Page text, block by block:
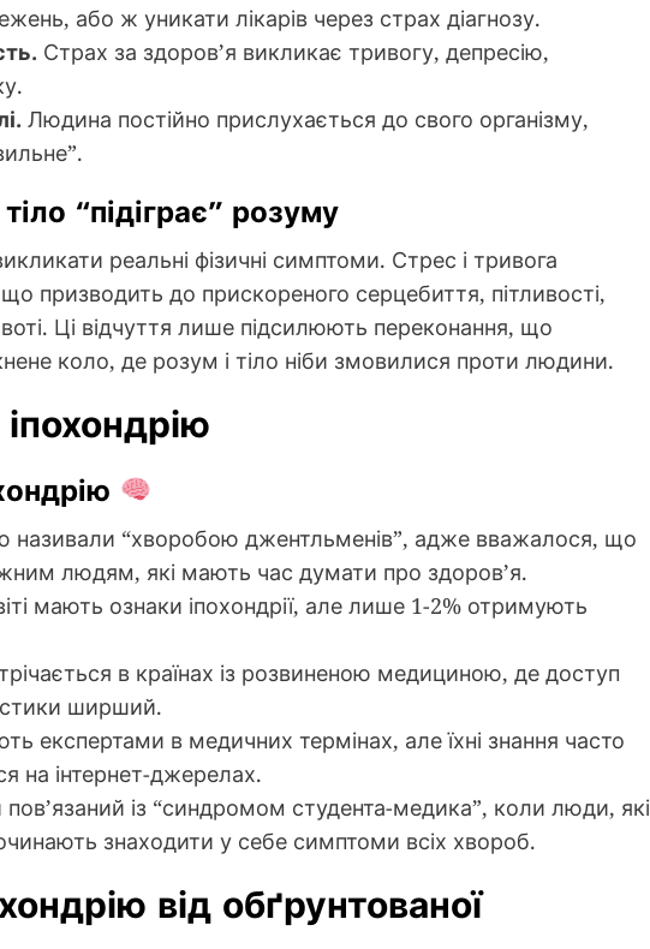
або ж уникати лікарів через страх діагнозу.
Страх за здоров’я викликає тривогу, депресію,
Людина постійно прислухається до свого організму,
“підіграє” розуму
реальні фізичні симптоми. Стрес і тривога
призводить до прискореного серцебиття, пітливості,
Ці відчуття лише підсилюють переконання, що
коло, де розум і тіло ніби змовилися проти людини.
називали “хворобою джентльменів”, адже вважалося, що
людям, які мають час думати про здоров’я.
мають ознаки іпохондрії, але лише 1-2% отримують
в країнах із розвиненою медициною, де доступ
ширший.
експертами в медичних термінах, але їхні знання часто
на інтернет-джерелах.
із “синдромом студента-медика”, коли люди, які
знаходити у себе симптоми всіх хвороб.
від обґрунтованої